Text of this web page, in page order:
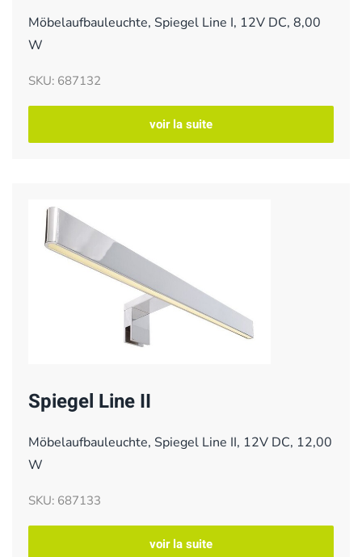
Möbelaufbauleuchte, Spiegel Line I, 12V DC, 8,00
W
SKU: 687132
voir la suite
Spiegel Line II
Möbelaufbauleuchte, Spiegel Line II, 12V DC, 12,00
W
SKU: 687133
voir la suite